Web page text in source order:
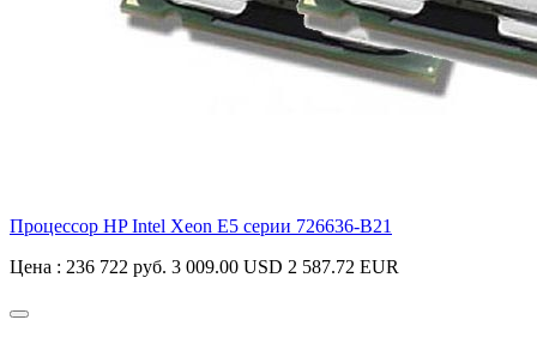
Процессор HP Intel Xeon E5 серии 726636-B21
Цена : 236 722 руб. 3 009.00 USD 2 587.72 EUR